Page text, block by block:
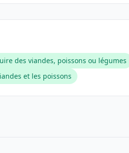
des viandes, poissons ou légumes
et les poissons